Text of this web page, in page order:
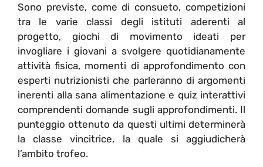
Sono previste, come di consueto, competizioni
tra le varie classi degli istituti aderenti al
progetto, giochi di movimento ideati per
invogliare i giovani a svolgere quotidianamente
attività fisica, momenti di approfondimento con
esperti nutrizionisti che parleranno di argomenti
inerenti alla sana alimentazione e quiz interattivi
comprendenti domande sugli approfondimenti. Il
punteggio ottenuto da questi ultimi determinerà
la classe vincitrice, la quale si aggiudicherà
l’ambito trofeo.